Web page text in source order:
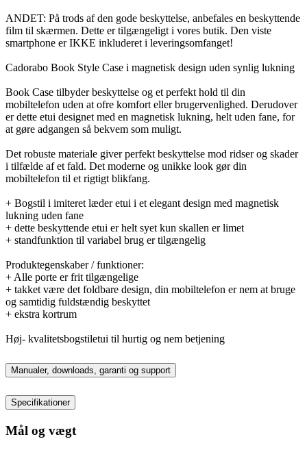
ANDET: På trods af den gode beskyttelse, anbefales en beskyttende
film til skærmen. Dette er tilgængeligt i vores butik. Den viste
smartphone er IKKE inkluderet i leveringsomfanget!
Cadorabo Book Style Case i magnetisk design uden synlig lukning
Book Case tilbyder beskyttelse og et perfekt hold til din
mobiltelefon uden at ofre komfort eller brugervenlighed. Derudover
er dette etui designet med en magnetisk lukning, helt uden fane, for
at gøre adgangen så bekvem som muligt.
Det robuste materiale giver perfekt beskyttelse mod ridser og skader
i tilfælde af et fald. Det moderne og unikke look gør din
mobiltelefon til et rigtigt blikfang.
+ Bogstil i imiteret læder etui i et elegant design med magnetisk
lukning uden fane
+ dette beskyttende etui er helt syet kun skallen er limet
+ standfunktion til variabel brug er tilgængelig
Produktegenskaber / funktioner:
+ Alle porte er frit tilgængelige
+ takket være det foldbare design, din mobiltelefon er nem at bruge
og samtidig fuldstændig beskyttet
+ ekstra kortrum
Høj- kvalitetsbogstiletui til hurtig og nem betjening
Manualer, downloads, garanti og support
Specifikationer
Mål og vægt